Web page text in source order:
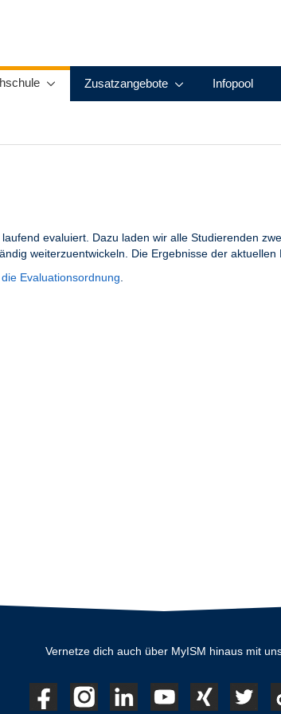
Zusatzangebote Infopool
evaluiert. Dazu laden wir alle Studierenden
weiterzuentwickeln. Die Ergebnisse der aktuellen
die Evaluationsordnung
Vernetze dich auch über MyISM hinaus mit